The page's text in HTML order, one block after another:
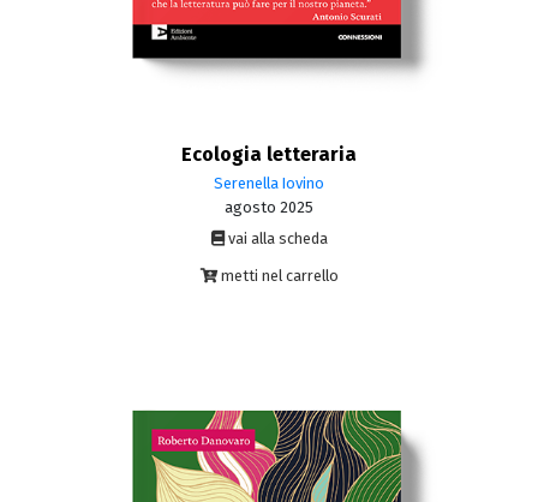
Ecologia letteraria
Serenella Iovino
agosto 2025
vai alla scheda
metti nel carrello